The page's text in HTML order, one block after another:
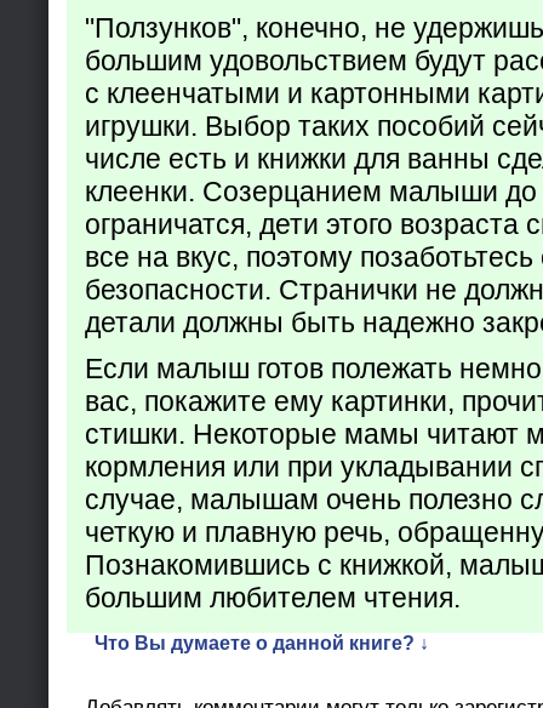
"Ползунков", конечно, не
большим удовольствием будут
с клеенчатыми и картонными
игрушки. Выбор таких пособий
числе есть и книжки для ванны
клеенки. Созерцанием малыши до
ограничатся, дети этого возраста
все на вкус, поэтому позаботьтесь
безопасности. Странички не
детали должны быть надежно
Если малыш готов полежать
вас, покажите ему картинки,
стишки. Некоторые мамы читают
кормления или при укладывании
случае, малышам очень полезно
четкую и плавную речь,
Познакомившись с книжкой,
большим любителем чтения.
Что Вы думаете о данной книге? ↓